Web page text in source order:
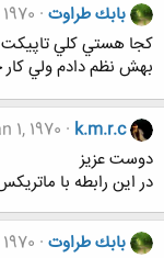
بابك طراوت
كجا هستي كلي تاپيكت
بهش نظم دادم ولي كار
k.m.r.c
1, 1970
دوست عزیز
در این رابطه با
بابك طراوت